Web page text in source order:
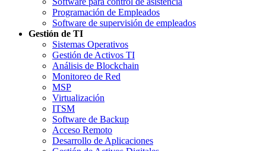
Programación de Empleados
Software de supervisión de empleados
Gestión de TI
Sistemas Operativos
Gestión de Activos TI
Análisis de Blockchain
Monitoreo de Red
MSP
Virtualización
ITSM
Software de Backup
Acceso Remoto
Desarrollo de Aplicaciones